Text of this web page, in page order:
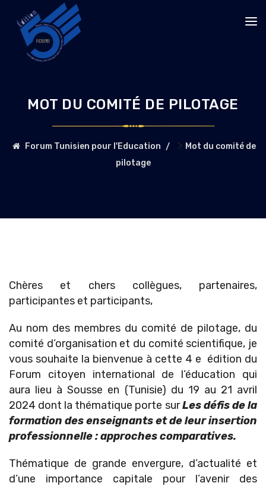
MOT DU COMITÉ DE PILOTAGE
Forum Tunisien pour l'Education > Mot du comité de
pilotage
Chères et chers collègues, partenaires,
participantes et participants,
Au nom des membres du comité de pilotage, du
comité d’organisation et du comité scientifique, je
vous souhaite la bienvenue à cette 4 e édition du
Forum citoyen international de l’éducation qui
aura lieu à Sousse en (Tunisie) du 19 au 21 avril
2024 dont la thématique porte surLes défis de la
formation des enseignants et de leur insertion
professionnelle : approches comparatives.
Thématique de grande envergure, d’actualité et
d’une importance capitale pour l’avenir des